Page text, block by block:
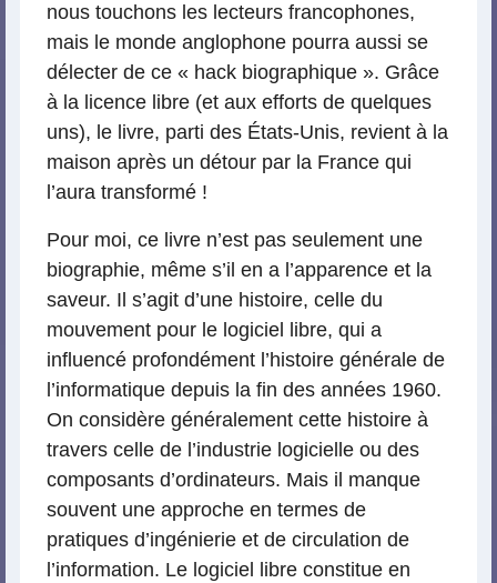
nous touchons les lecteurs francophones,
mais le monde anglophone pourra aussi se
délecter de ce « hack biographique ». Grâce
à la licence libre (et aux efforts de quelques
uns), le livre, parti des États-Unis, revient à la
maison après un détour par la France qui
l’aura transformé !
Pour moi, ce livre n’est pas seulement une
biographie, même s’il en a l’apparence et la
saveur. Il s’agit d’une histoire, celle du
mouvement pour le logiciel libre, qui a
influencé profondément l’histoire générale de
l’informatique depuis la fin des années 1960.
On considère généralement cette histoire à
travers celle de l’industrie logicielle ou des
composants d’ordinateurs. Mais il manque
souvent une approche en termes de
pratiques d’ingénierie et de circulation de
l’information. Le logiciel libre constitue en